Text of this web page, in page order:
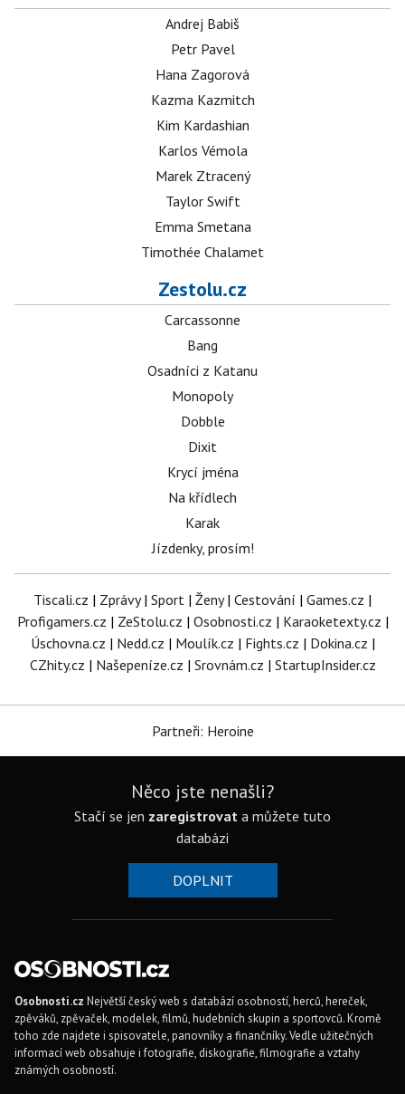
Andrej Babiš
Petr Pavel
Hana Zagorová
Kazma Kazmitch
Kim Kardashian
Karlos Vémola
Marek Ztracený
Taylor Swift
Emma Smetana
Timothée Chalamet
Zestolu.cz
Carcassonne
Bang
Osadníci z Katanu
Monopoly
Dobble
Dixit
Krycí jména
Na křídlech
Karak
Jízdenky, prosím!
Tiscali.cz | Zprávy| Sport | Ženy| Cestování | Games.cz |
Profigamers.cz | ZeStolu.cz | Osobnosti.cz | Karaoketexty.cz |
Úschovna.cz | Nedd.cz | Moulík.cz | Fights.cz | Dokina.cz |
CZhity.cz | Našepeníze.cz | Srovnám.cz | StartupInsider.cz
Partneři: Heroine
Něco jste nenašli?
Stačí se jen zaregistrovat a můžete tuto
databázi
DOPLNIT
Osobnosti.cz Největší český web s databází osobností, herců, hereček,
zpěváků, zpěvaček, modelek, filmů, hudebních skupin a sportovců. Kromě
toho zde najdete i spisovatele, panovníky a finančníky. Vedle užitečných
informací web obsahuje i fotografie, diskografie, filmografie a vztahy
známých osobností.